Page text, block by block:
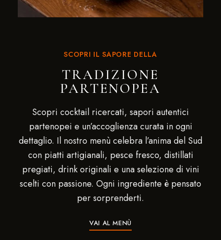
SCOPRI IL SAPORE DELLA
TRADIZIONE
PARTENOPEA
Scopri cocktail ricercati, sapori autentici
partenopei e un’accoglienza curata in ogni
dettaglio. Il nostro menù celebra l’anima del Sud
con piatti artigianali, pesce fresco, distillati
pregiati, drink originali e una selezione di vini
scelti con passione. Ogni ingrediente è pensato
per sorprenderti.
VAI AL MENÙ